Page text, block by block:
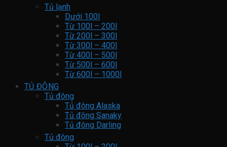
Tủ lạnh
Dưới 100l
Từ 100l – 200l
Từ 200l – 300l
Từ 300l – 400l
Từ 400l – 500l
Từ 500l – 600l
Từ 600l – 1000l
TỦ ĐÔNG
Tủ đông
Tủ đông Alaska
Tủ đông Sanaky
Tủ đông Darling
Tủ đông